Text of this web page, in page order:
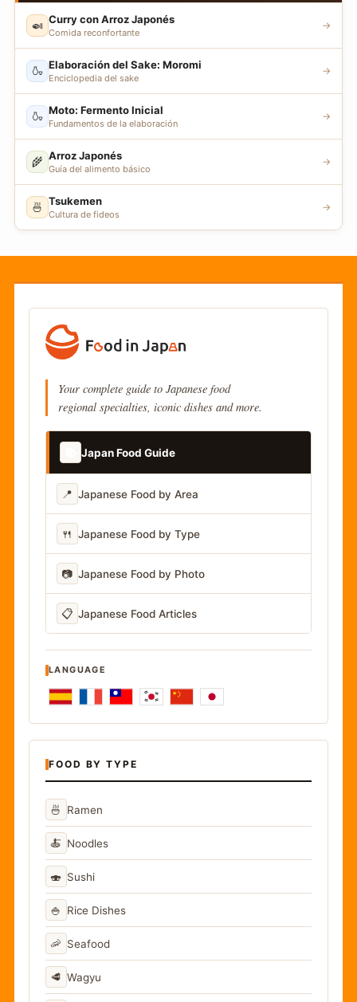
🍛 Curry con Arroz Japonés
Comida reconfortante
→
🍶 Elaboración del Sake: Moromi
Enciclopedia del sake
→
🍶 Moto: Fermento Inicial
Fundamentos de la elaboración
→
🌾 Arroz Japonés
Guía del alimento básico
→
🍜 Tsukemen
Cultura de fideos
→
Your complete guide to Japanese food
regional specialties, iconic dishes and more.
Japan Food Guide
📍 Japanese Food by Area
🍴 Japanese Food by Type
📷 Japanese Food by Photo
📋 Japanese Food Articles
LANGUAGE
FOOD BY TYPE
🍜 Ramen
🍝 Noodles
🍣 Sushi
🍚 Rice Dishes
🦐 Seafood
🥩 Wagyu